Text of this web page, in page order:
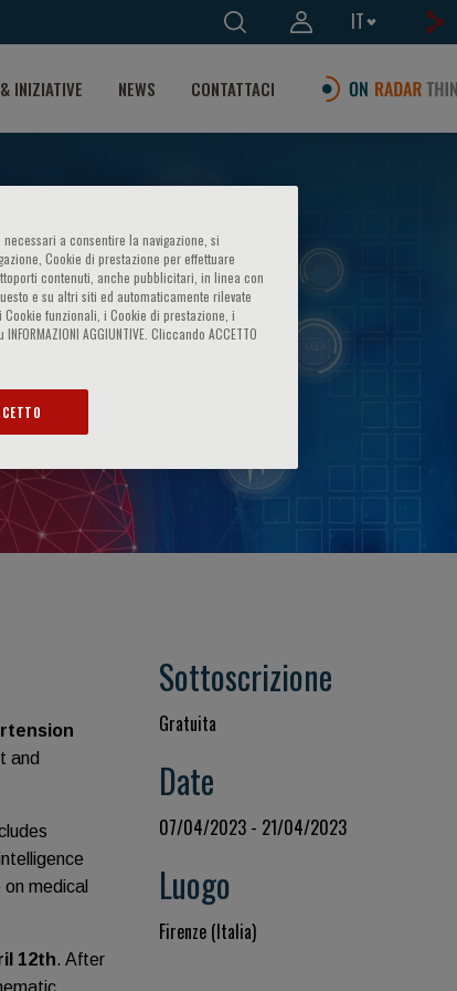
IT
INIZIATIVE NEWS CONTATTACI
and
medical
12th. After
Sottoscrizione
Gratuita
Date
07/04/2023 - 21/04/2023
Luogo
Firenze (Italia)
a consentire la navigazione, si
Cookie di prestazione per effettuare
contenuti, anche pubblicitari, in linea con
e su altri siti ed automaticamente rilevate
funzionali, i Cookie di prestazione, i
AGGIUNTIVE. Cliccando ACCETTO